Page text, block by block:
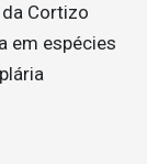
Cortizo
em espécies